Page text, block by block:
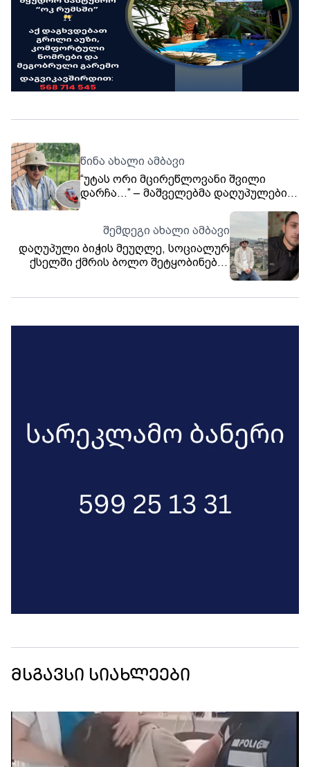
წინა ახალი ამბავი
“უტას ორი მცირეწლოვანი შვილი
დარჩა…” – მაშველებმა დაღუპულები
შემდეგი ახალი ამბავი
დაღუპული ბიჭის მეუღლე, სოციალურ
ქსელში ქმრის ბოლო შეტყობინებას
მსგავსი სიახლეები